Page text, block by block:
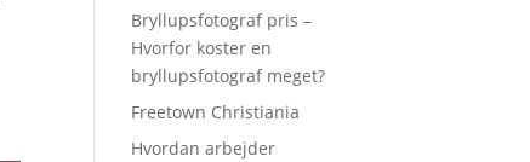
Bryllupsfotograf pris –
Hvorfor koster en
bryllupsfotograf meget?
Freetown Christiania
Hvordan arbejder